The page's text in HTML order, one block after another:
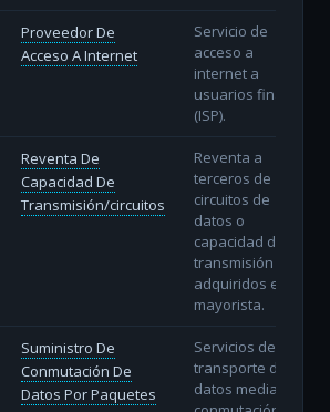
Proveedor De
Acceso A Internet
Servicio de
acceso a
internet a
usuarios finales
(ISP).
Reventa De
Capacidad De
Transmisión/circuitos
Reventa a
terceros de
circuitos de
datos o
capacidad de
transmisión
adquiridos en
mayorista.
Suministro De
Conmutación De
Datos Por Paquetes
Servicios de
transporte de
datos mediante